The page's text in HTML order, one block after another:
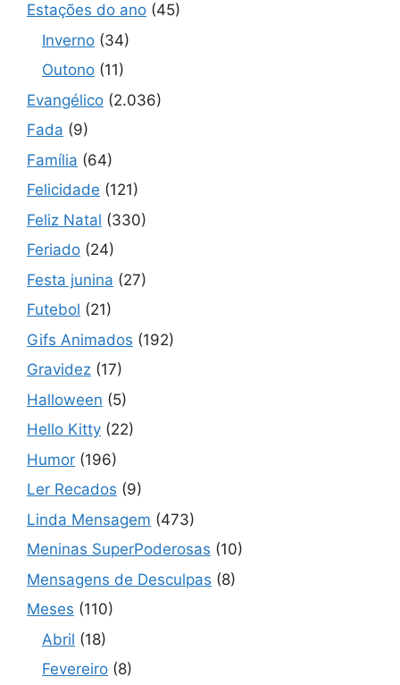
Estações do ano (45)
Inverno (34)
Outono (11)
Evangélico (2.036)
Fada (9)
Família (64)
Felicidade (121)
Feliz Natal (330)
Feriado (24)
Festa junina (27)
Futebol (21)
Gifs Animados (192)
Gravidez (17)
Halloween (5)
Hello Kitty (22)
Humor (196)
Ler Recados (9)
Linda Mensagem (473)
Meninas SuperPoderosas (10)
Mensagens de Desculpas (8)
Meses (110)
Abril (18)
Fevereiro (8)